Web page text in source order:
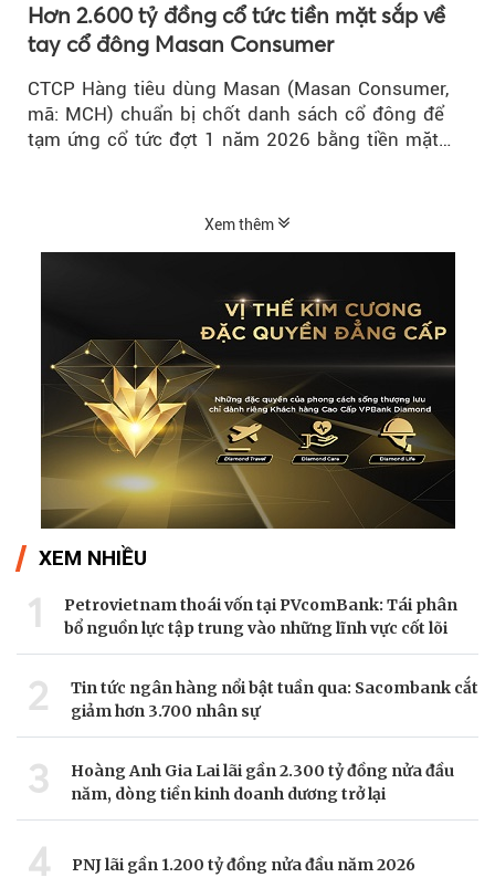
Hơn 2.600 tỷ đồng cổ tức tiền mặt sắp về
tay cổ đông Masan Consumer
CTCP Hàng tiêu dùng Masan (Masan Consumer,
mã: MCH) chuẩn bị chốt danh sách cổ đông để
tạm ứng cổ tức đợt 1 năm 2026 bằng tiền mặt
Xem thêm
XEM NHIỀU
1
Petrovietnam thoái vốn tại PVcomBank: Tái phân
bổ nguồn lực tập trung vào những lĩnh vực cốt lõi
2
Tin tức ngân hàng nổi bật tuần qua: Sacombank cắt
giảm hơn 3.700 nhân sự
3
Hoàng Anh Gia Lai lãi gần 2.300 tỷ đồng nửa đầu
năm, dòng tiền kinh doanh dương trở lại
4 PNJ lãi gần 1.200 tỷ đồng nửa đầu năm 2026